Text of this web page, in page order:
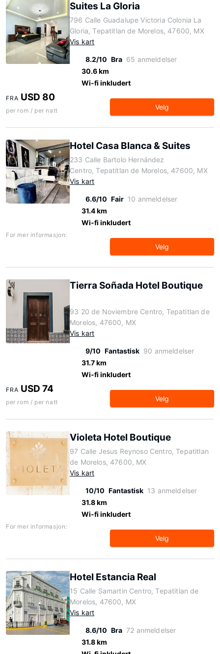
Suites La Gloria
796 Calle Guadalupe Victoria Colonia La
Gloria, Tepatitlan de Morelos, 47600, MX
Vis kart
8.2/10 Bra 65 anmeldelser
30.6 km
Wi-fi inkludert
FRA USD 80
per rom / per natt Velg
Hotel Casa Blanca & Suites
233 Calle Bartolo Hernández
Centro, Tepatitlan de Morelos, 47600, MX
Vis kart
6.6/10 Fair 10 anmeldelser
31.4 km
Wi-fi inkludert
For mer informasjon:
Velg
Tierra Soñada Hotel Boutique
93 20 de Noviembre Centro, Tepatitlan de
Morelos, 47600, MX
Vis kart
9/10 Fantastisk 90 anmeldelser
31.7 km
Wi-fi inkludert
FRA USD 74
per rom / per natt Velg
Violeta Hotel Boutique
97 Calle Jesus Reynoso Centro, Tepatitlan
de Morelos, 47600, MX
Vis kart
10/10 Fantastisk 13 anmeldelser
31.8 km
Wi-fi inkludert
For mer informasjon:
Velg
Hotel Estancia Real
15 Calle Samartin Centro, Tepatitlan de
Morelos, 47600, MX
Vis kart
8.6/10 Bra 72 anmeldelser
31.8 km